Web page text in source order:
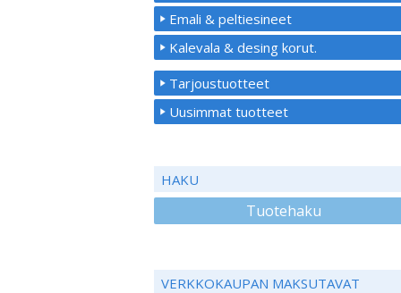
Emali & peltiesineet
Kalevala & desing korut.
Tarjoustuotteet
Uusimmat tuotteet
HAKU
Tuotehaku
VERKKOKAUPAN MAKSUTAVAT